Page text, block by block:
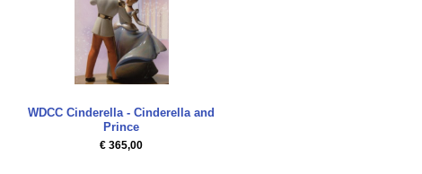
WDCC Cinderella - Cinderella and
Prince
€ 365,00